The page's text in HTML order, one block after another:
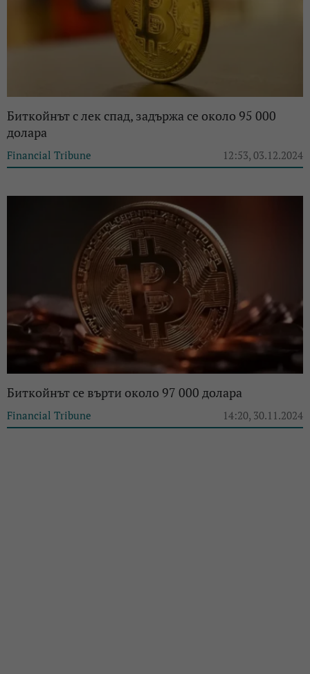
Биткойнът с лек спад, задържа се около 95 000
долара
Financial Tribune 12:53, 03.12.2024
Биткойнът се върти около 97 000 долара
Financial Tribune 14:20, 30.11.2024